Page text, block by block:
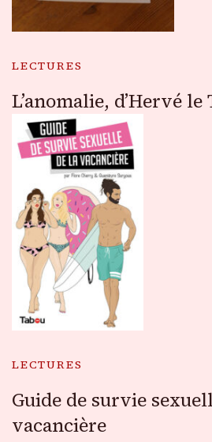
LECTURES
L’anomalie, d’Hervé
LECTURES
Guide de survie
vacancière